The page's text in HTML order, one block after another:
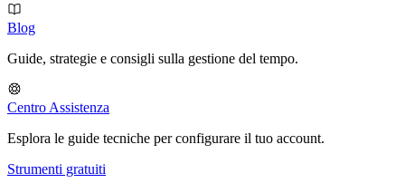
Blog
Guide, strategie e consigli sulla gestione del tempo.
Centro Assistenza
Esplora le guide tecniche per configurare il tuo account.
Strumenti gratuiti